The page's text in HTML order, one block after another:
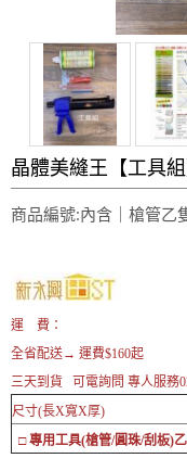
晶體美縫王【工具
商品編號:內含｜槍管
運 費：
全省配送→ 運費$160起
三天到貨 可電詢問 專人服務
尺寸(長X寬X厚)
□ 專用工具(槍管/圓珠/刮板)